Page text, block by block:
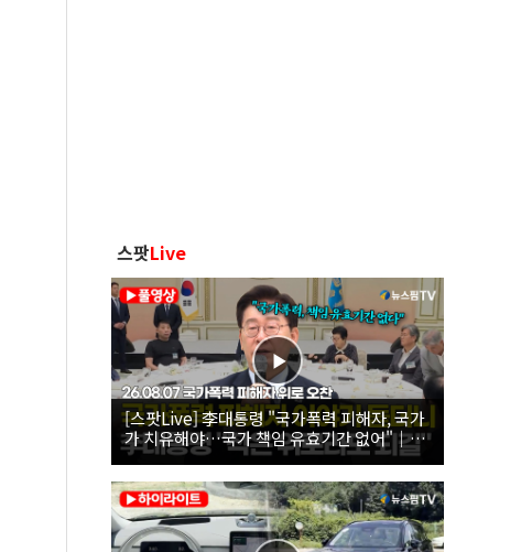
스팟Live
[스팟Live] 李대통령 "국가폭력 피해자, 국가
가 치유해야…국가 책임 유효기간 없어"｜
26.08.07 국가폭력 피해자 위로 오찬